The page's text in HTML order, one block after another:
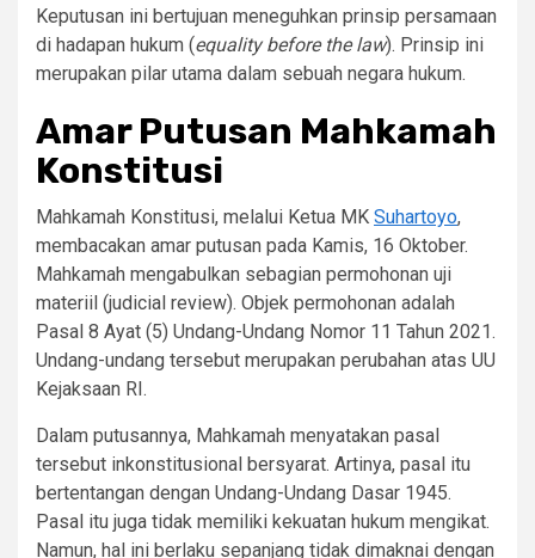
Keputusan ini bertujuan meneguhkan prinsip persamaan
di hadapan hukum (equality before the law). Prinsip ini
merupakan pilar utama dalam sebuah negara hukum.
Amar Putusan Mahkamah
Konstitusi
Mahkamah Konstitusi, melalui Ketua MK Suhartoyo,
membacakan amar putusan pada Kamis, 16 Oktober.
Mahkamah mengabulkan sebagian permohonan uji
materiil (judicial review). Objek permohonan adalah
Pasal 8 Ayat (5) Undang-Undang Nomor 11 Tahun 2021.
Undang-undang tersebut merupakan perubahan atas UU
Kejaksaan RI.
Dalam putusannya, Mahkamah menyatakan pasal
tersebut inkonstitusional bersyarat. Artinya, pasal itu
bertentangan dengan Undang-Undang Dasar 1945.
Pasal itu juga tidak memiliki kekuatan hukum mengikat.
Namun, hal ini berlaku sepanjang tidak dimaknai dengan